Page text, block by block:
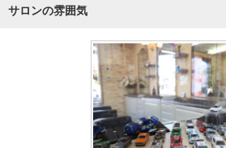
サロンの雰囲気